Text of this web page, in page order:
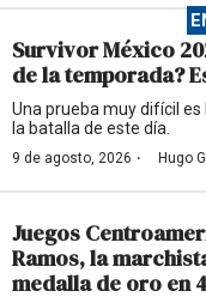
Survivor México
de la temporada?
Una prueba muy difícil
la batalla de este día.
9 de agosto, 2026 · Hugo
Juegos
Ramos, la
medalla de oro en